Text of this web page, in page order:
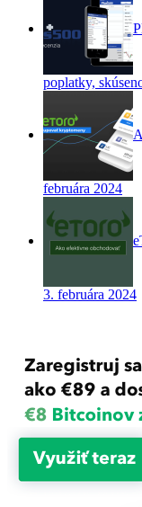
poplatky,
februára 2024
3. februára 2024